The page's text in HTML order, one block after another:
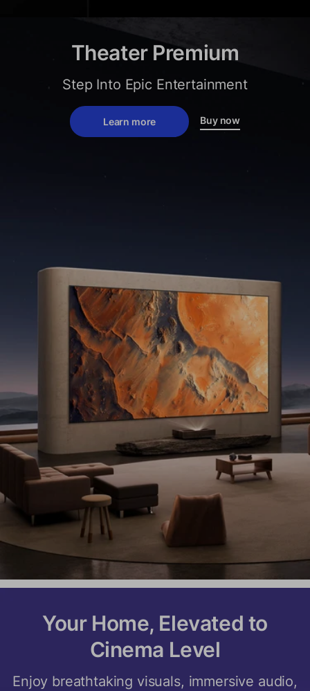
Theater Premium
Step Into Epic Entertainment
Learn more Buy now
Your Home, Elevated to
Cinema Level
Enjoy breathtaking visuals, immersive audio,